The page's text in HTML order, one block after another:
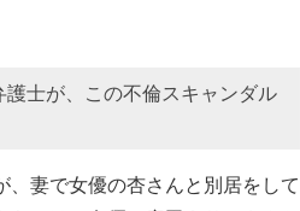
士が、この不倫スキャンダル
妻で女優の杏さんと別居をして